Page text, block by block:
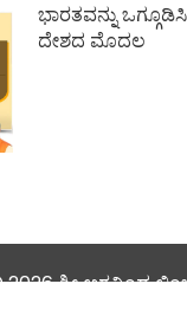
ಭಾರತವನ್ನು
ದೇಶದ ಮೊದಲ
ಶ್ರೀ ಅರವಿಂದ